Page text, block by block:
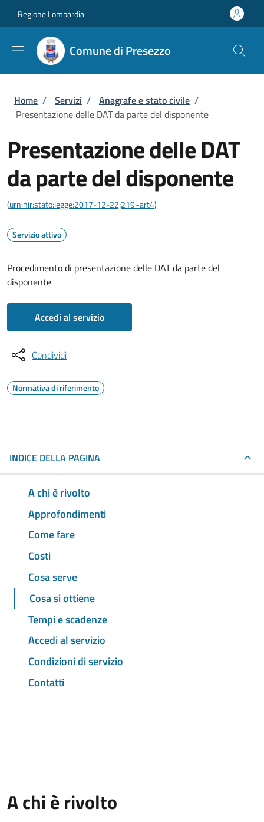
Regione Lombardia
Comune di Presezzo
Briciole di pane
Home / Servizi / Anagrafe e stato civile /
Presentazione delle DAT da parte del disponente
Presentazione delle DAT
da parte del disponente
(urn:nir:stato:legge:2017-12-22;219~art4)
Servizio attivo
Procedimento di presentazione delle DAT da parte del
disponente
Accedi al servizio
Condividi
Normativa di riferimento
INDICE DELLA PAGINA
A chi è rivolto
Approfondimenti
Come fare
Costi
Cosa serve
Cosa si ottiene
Tempi e scadenze
Accedi al servizio
Condizioni di servizio
Contatti
A chi è rivolto